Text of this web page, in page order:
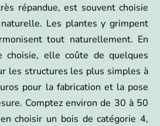
répandue, est souvent choisie
Les plantes y grimpent
tout naturellement. En
choisie, elle coûte de quelques
les structures les plus simples à
pour la fabrication et la pose
Comptez environ de 30 à 50
choisir un bois de catégorie 4,